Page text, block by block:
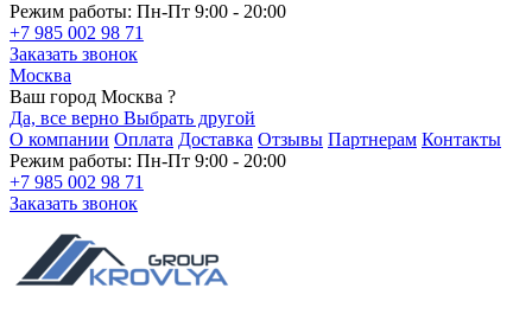
Режим работы: Пн-Пт 9:00 - 20:00
+7 985 002 98 71
Заказать звонок
Москва
Ваш город Москва ?
Да, все верно Выбрать другой
О компании Оплата Доставка Отзывы Партнерам Контакты
Режим работы: Пн-Пт 9:00 - 20:00
+7 985 002 98 71
Заказать звонок